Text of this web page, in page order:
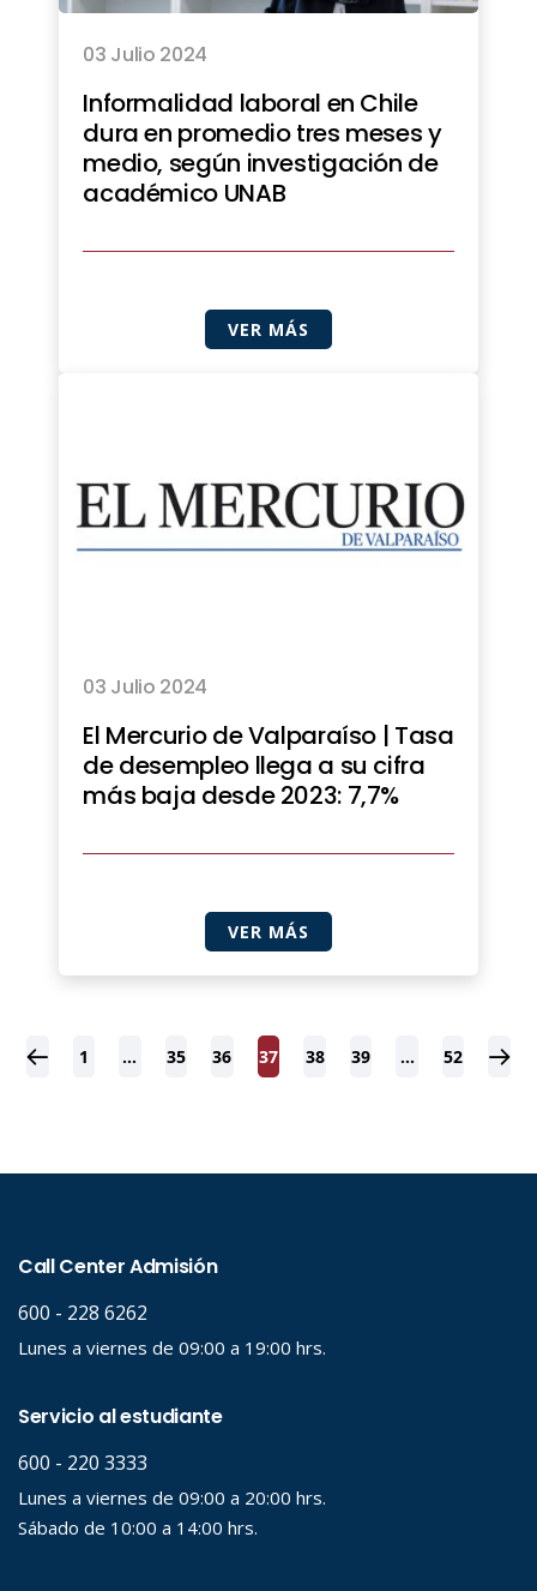
03 Julio 2024
Informalidad laboral en Chile
dura en promedio tres meses y
medio, según investigación de
académico UNAB
VER MÁS
03 Julio 2024
El Mercurio de Valparaíso | Tasa
de desempleo llega a su cifra
más baja desde 2023: 7,7%
VER MÁS
1 … 35 36 37 38 39 … 52